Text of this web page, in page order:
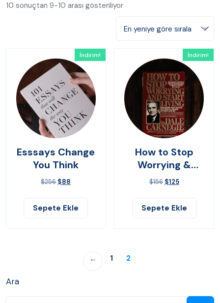
10 sonuçtan 9-10 arası gösteriliyor
En yeniye göre sırala
İndirim!
Esssays Change
You Think
$256 $88
Sepete Ekle
İndirim!
How to Stop
Worrying &
Living
$156 $125
Sepete Ekle
← 1 2
Ara